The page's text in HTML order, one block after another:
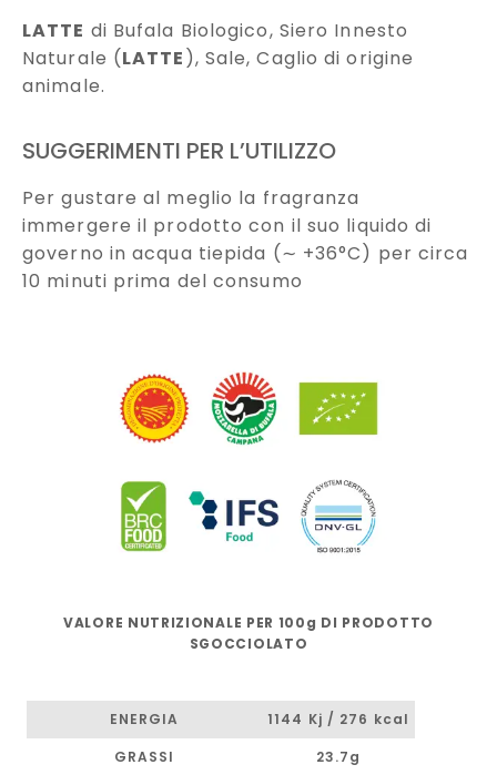
LATTE di Bufala Biologico, Siero Innesto
Naturale (LATTE ), Sale, Caglio di origine
animale.
SUGGERIMENTI PER L’UTILIZZO
Per gustare al meglio la fragranza
immergere il prodotto con il suo liquido di
governo in acqua tiepida (∼ +36°C) per circa
10 minuti prima del consumo
VALORE NUTRIZIONALE PER 100g DI PRODOTTO
SGOCCIOLATO
ENERGIA
1144 Kj / 276 kcal
GRASSI
23.7g